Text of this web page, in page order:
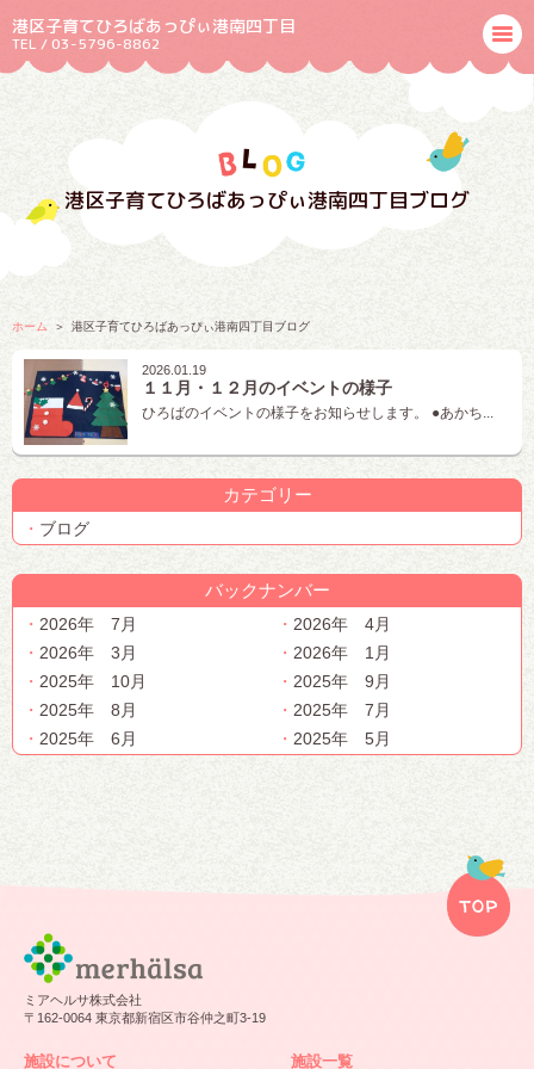
港区子育てひろばあっぴぃ港南四丁目
TEL / 03-5796-8862
港区子育てひろばあっぴぃ港南四丁目ブログ
ホーム 港区子育てひろばあっぴぃ港南四丁目ブログ
2026.01.19
１１月・１２月のイベントの様子
ひろばのイベントの様子をお知らせします。 ●あかち...
カテゴリー
ブログ
バックナンバー
2026年 7月
2026年 4月
2026年 3月
2026年 1月
2025年 10月
2025年 9月
2025年 8月
2025年 7月
2025年 6月
2025年 5月
ミアヘルサ株式会社
〒162-0064 東京都新宿区市谷仲之町3-19
施設について 施設一覧